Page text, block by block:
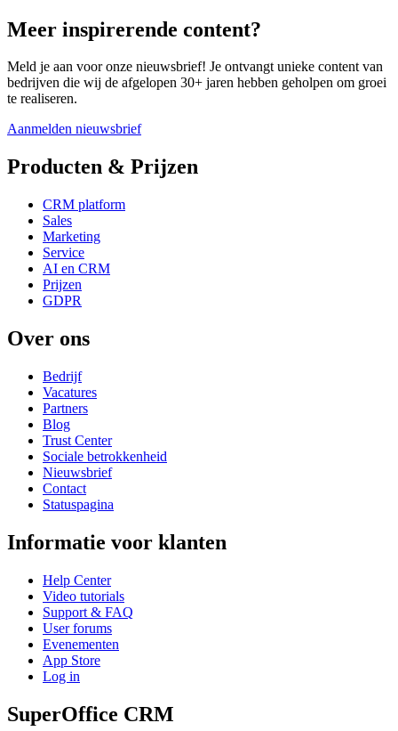
Meer inspirerende content?
Meld je aan voor onze nieuwsbrief! Je ontvangt unieke content van
bedrijven die wij de afgelopen 30+ jaren hebben geholpen om groei
te realiseren.
Aanmelden nieuwsbrief
Producten & Prijzen
CRM platform
Sales
Marketing
Service
AI en CRM
Prijzen
GDPR
Over ons
Bedrijf
Vacatures
Partners
Blog
Trust Center
Sociale betrokkenheid
Nieuwsbrief
Contact
Statuspagina
Informatie voor klanten
Help Center
Video tutorials
Support & FAQ
User forums
Evenementen
App Store
Log in
SuperOffice CRM